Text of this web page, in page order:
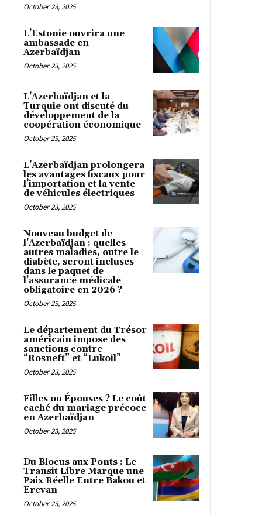
October 23, 2025
L’Estonie ouvrira une
ambassade en
Azerbaïdjan
October 23, 2025
L’Azerbaïdjan et la
Turquie ont discuté du
développement de la
coopération économique
October 23, 2025
L’Azerbaïdjan prolongera
les avantages fiscaux pour
l’importation et la vente
de véhicules électriques
October 23, 2025
Nouveau budget de
l’Azerbaïdjan : quelles
autres maladies, outre le
diabète, seront incluses
dans le paquet de
l’assurance médicale
obligatoire en 2026 ?
October 23, 2025
Le département du Trésor
américain impose des
sanctions contre
“Rosneft” et “Lukoil”
October 23, 2025
Filles ou Épouses ? Le coût
caché du mariage précoce
en Azerbaïdjan
October 23, 2025
Du Blocus aux Ponts : Le
Transit Libre Marque une
Paix Réelle Entre Bakou et
Erevan
October 23, 2025